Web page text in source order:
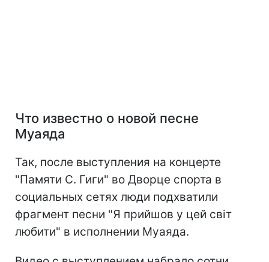
Что известно о новой песне
Муаяда
Так, после выступления на концерте
"Памяти С. Гиги" во Дворце спорта в
социальных сетях люди подхватили
фрагмент песни "Я прийшов у цей світ
любити" в исполнении Муаяда.